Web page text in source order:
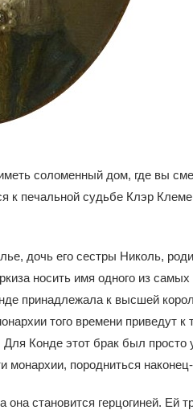
соломенный дом, где вы
к печальной судьбе Клэр
дочь его сестры Николь,
носить имя одного из
принадлежала к высшей
того времени приведут к
Конде этот брак был
породниться
становится герцогиней. Ей